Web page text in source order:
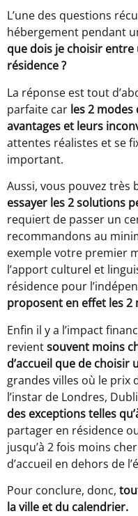
L’une des questions
hébergement pendant
que dois je choisir entre
résidence ?
La réponse est tout
parfaite car les 2 modes
avantages et leurs
attentes réalistes et se
important.
Aussi, vous pouvez très
essayer les 2 solutions
requiert de passer un
recommandons au
exemple votre premier
l’apport culturel et
résidence pour
proposent en effet les 2
Enfin il y a l’impact
revientsouvent moins
d’accueil que de choisir
grandes villes où le prix
l’instar de Londres,
des exceptions telles
partager en résidence
jusqu’à 2 fois moins
d’accueil en dehors de
Pour conclure, donc,
la ville et du calendrier.